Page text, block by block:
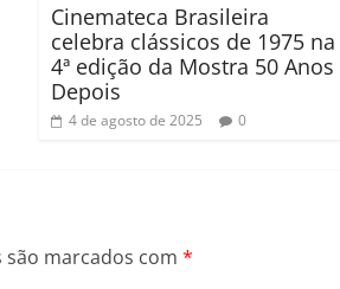
Cinemateca Brasileira
celebra clássicos de 1975 na
4ª edição da Mostra 50 Anos
Depois
4 de agosto de 2025 0
marcados com *